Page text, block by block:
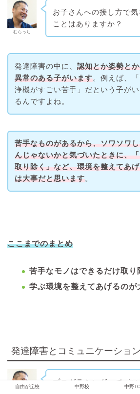
むらっち
お子さんへの接し方で
ことはありますか？
発達障害の中に、 認知とか姿勢と
異常のある子がいます。例えば、
浄機がすごい苦手」だという子が
るんですよね。
苦手なものがあるから、ソワソワ
んじゃないかと気づいたときに、
取り除く」など、環境を整えてあ
は大事だと思います。
ここまでのまとめ
苦手なモノはできるだけ取り
学ぶ環境を整えてあげるのが
発達障害とコミュニケーション
プログラミングってパ
自由が丘校 中野校 中野
無料体